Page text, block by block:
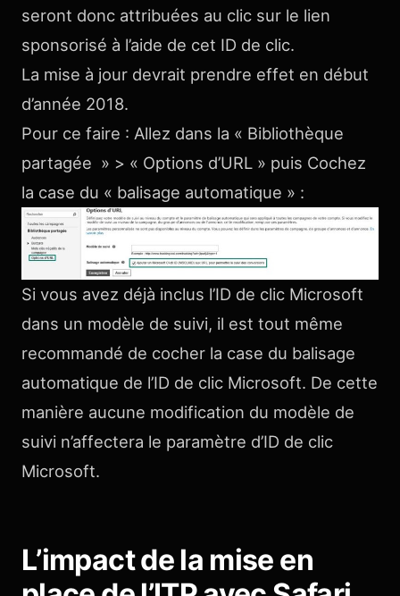
seront donc attribuées au clic sur le lien
sponsorisé à l’aide de cet ID de clic.
La mise à jour devrait prendre effet en début
d’année 2018.
Pour ce faire : Allez dans la « Bibliothèque
partagée » > « Options d’URL » puis Cochez
la case du « balisage automatique » :
Si vous avez déjà inclus l’ID de clic Microsoft
dans un modèle de suivi, il est tout même
recommandé de cocher la case du balisage
automatique de l’ID de clic Microsoft. De cette
manière aucune modification du modèle de
suivi n’affectera le paramètre d’ID de clic
Microsoft.
L’impact de la mise en